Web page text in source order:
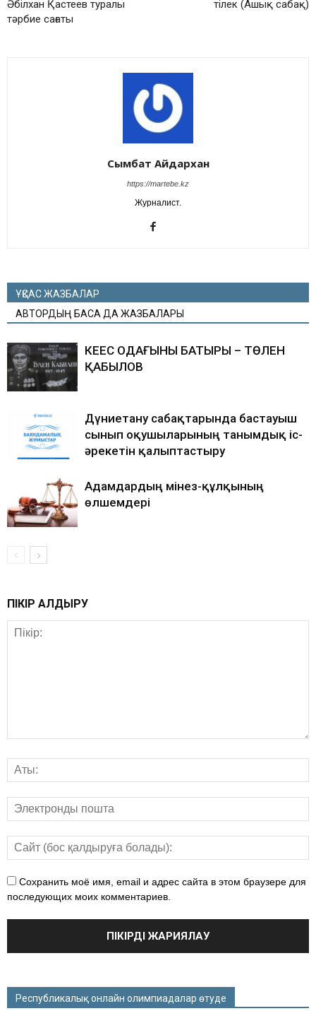
Әбілхан Қастеев туралы
тәрбие сағаты
тілек (Ашық сабақ)
Сымбат Айдархан
https://martebe.kz
Журналист.
ҰҚСАС ЖАЗБАЛАР
АВТОРДЫҢ БАСҚА ДА ЖАЗБАЛАРЫ
КЕҢЕС ОДАҒЫНЫҢ БАТЫРЫ – ТӨЛЕН
ҚАБЫЛОВ
Дүниетану сабақтарында бастауыш
сынып оқушыларының танымдық іс-
әрекетін қалыптастыру
Адамдардың мінез-құлқының
өлшемдері
ПІКІР ҚАЛДЫРУ
Сохранить моё имя, email и адрес сайта в этом браузере для
последующих моих комментариев.
Республикалық онлайн олимпиадалар өтуде